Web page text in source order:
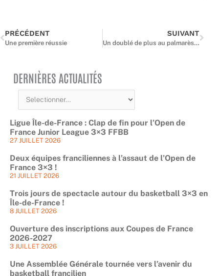
PRÉCÉDENT
Une première réussie
SUIVANT
Un doublé de plus au palmarès francilien
DERNIÈRES ACTUALITÉS
Ligue Île-de-France : Clap de fin pour l’Open de
France Junior League 3×3 FFBB
27 JUILLET 2026
Deux équipes franciliennes à l’assaut de l’Open de
France 3×3 !
21 JUILLET 2026
Trois jours de spectacle autour du basketball 3×3 en
Île-de-France !
8 JUILLET 2026
Ouverture des inscriptions aux Coupes de France
2026-2027
3 JUILLET 2026
Une Assemblée Générale tournée vers l’avenir du
basketball francilien